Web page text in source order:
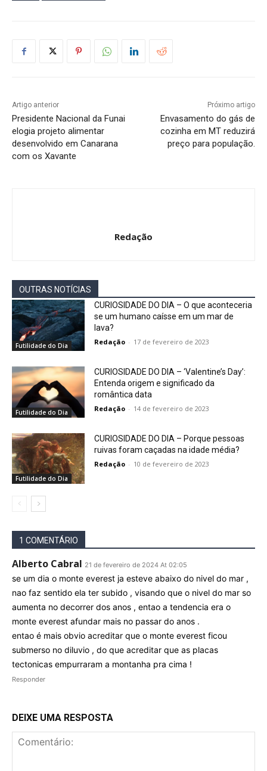
Artigo anterior
Presidente Nacional da Funai
elogia projeto alimentar
desenvolvido em Canarana
com os Xavante
Próximo artigo
Envasamento do gás de
cozinha em MT reduzirá
preço para população.
Redação
OUTRAS NOTÍCIAS
Futilidade do Dia
CURIOSIDADE DO DIA – O que aconteceria
se um humano caísse em um mar de
lava?
Redação - 17 de fevereiro de 2023
Futilidade do Dia
CURIOSIDADE DO DIA – ‘Valentine’s Day’:
Entenda origem e significado da
romântica data
Redação - 14 de fevereiro de 2023
Futilidade do Dia
CURIOSIDADE DO DIA – Porque pessoas
ruivas foram caçadas na idade média?
Redação - 10 de fevereiro de 2023
1 COMENTÁRIO
Alberto Cabral 21 de fevereiro de 2024 At 02:05
se um dia o monte everest ja esteve abaixo do nivel do mar ,
nao faz sentido ela ter subido , visando que o nivel do mar so
aumenta no decorrer dos anos , entao a tendencia era o
monte everest afundar mais no passar do anos .
entao é mais obvio acreditar que o monte everest ficou
submerso no diluvio , do que acreditar que as placas
tectonicas empurraram a montanha pra cima !
Responder
DEIXE UMA RESPOSTA